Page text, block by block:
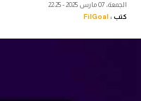
فانتازي في الجول
مسابقة التوقعات
الجمعة، 07 مارس 2025 - 22:25
كتب : FilGoal